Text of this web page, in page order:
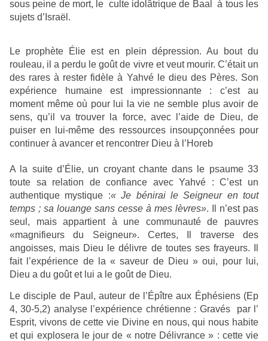
sous peine de mort, le culte idolâtrique de Baal à tous les
sujets d’Israël.
Le prophète Élie est en plein dépression. Au bout du
rouleau, il a perdu le goût de vivre et veut mourir. C’était un
des rares à rester fidèle à Yahvé le dieu des Pères. Son
expérience humaine est impressionnante : c’est au
moment même où pour lui la vie ne semble plus avoir de
sens, qu’il va trouver la force, avec l’aide de Dieu, de
puiser en lui-même des ressources insoupçonnées pour
continuer à avancer et rencontrer Dieu à l’Horeb
A la suite d’Élie, un croyant chante dans le psaume 33
toute sa relation de confiance avec Yahvé : C’est un
authentique mystique :« Je bénirai le Seigneur en tout
temps ; sa louange sans cesse à mes lèvres». Il n’est pas
seul, mais appartient à une communauté de pauvres
«magnifieurs du Seigneur». Certes, Il traverse des
angoisses, mais Dieu le délivre de toutes ses frayeurs. Il
fait l’expérience de la « saveur de Dieu » oui, pour lui,
Dieu a du goût et lui a le goût de Dieu.
Le disciple de Paul, auteur de l’Épître aux Éphésiens (Ep
4, 30-5,2) analyse l’expérience chrétienne : Gravés par l’
Esprit, vivons de cette vie Divine en nous, qui nous habite
et qui explosera le jour de « notre Délivrance » : cette vie